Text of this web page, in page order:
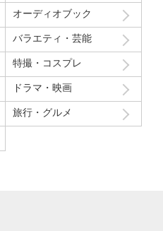
年間ランキング
オーディオブック
バラエティ・芸能
特撮・コスプレ
ドラマ・映画
旅行・グルメ